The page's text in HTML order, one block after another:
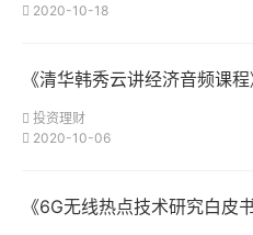
2020-10-18
《清华韩秀云讲经济音频课程
投资理财
2020-10-06
《6G无线热点技术研究白皮